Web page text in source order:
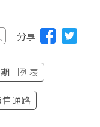
分享
期刊列表
售通路